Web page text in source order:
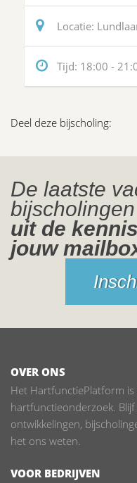
Locatie:
Tijd: 18:00 -
Deel deze bijscholing:
De laatste
uit de
jouw
OVER ONS
Het HartfunctiePlatform
hartfunctieonderzoek.
ontwikkelingen,
het ons weten.
VOOR BEDRIJVEN